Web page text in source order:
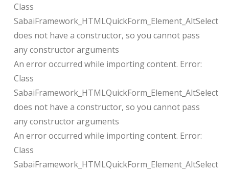
Class
SabaiFramework_HTMLQuickForm_Element_AltSelect
does not have a constructor, so you cannot pass
any constructor arguments
An error occurred while importing content. Error:
Class
SabaiFramework_HTMLQuickForm_Element_AltSelect
does not have a constructor, so you cannot pass
any constructor arguments
An error occurred while importing content. Error:
Class
SabaiFramework_HTMLQuickForm_Element_AltSelect